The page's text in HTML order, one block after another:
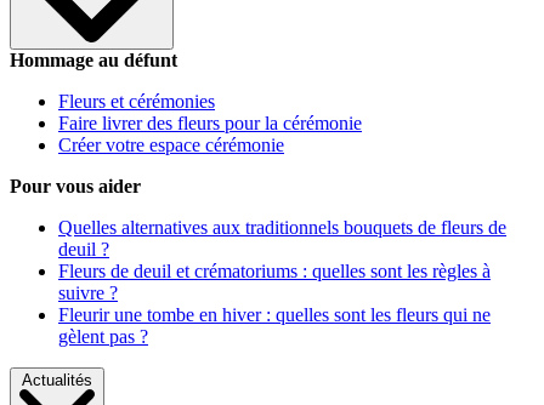
Hommage au défunt
Fleurs et cérémonies
Faire livrer des fleurs pour la cérémonie
Créer votre espace cérémonie
Pour vous aider
Quelles alternatives aux traditionnels bouquets de fleurs de
deuil ?
Fleurs de deuil et crématoriums : quelles sont les règles à
suivre ?
Fleurir une tombe en hiver : quelles sont les fleurs qui ne
gèlent pas ?
Actualités